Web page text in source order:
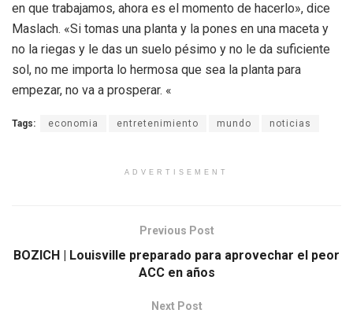
en que trabajamos, ahora es el momento de hacerlo», dice
Maslach. «Si tomas una planta y la pones en una maceta y
no la riegas y le das un suelo pésimo y no le da suficiente
sol, no me importa lo hermosa que sea la planta para
empezar, no va a prosperar. «
Tags: economia entretenimiento mundo noticias
ADVERTISEMENT
Previous Post
BOZICH | Louisville preparado para aprovechar el peor
ACC en años
Next Post